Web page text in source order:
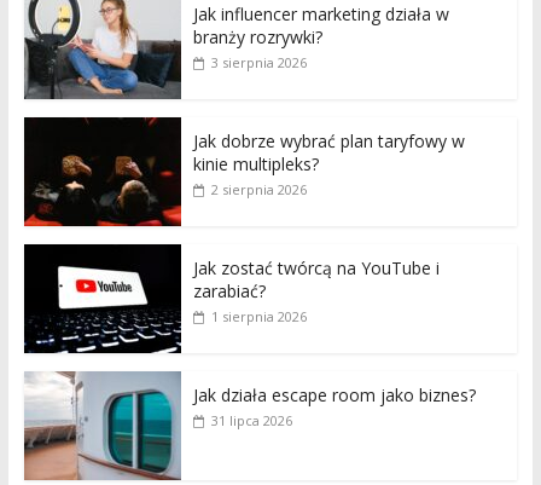
Jak influencer marketing działa w
branży rozrywki?
3 sierpnia 2026
Jak dobrze wybrać plan taryfowy w
kinie multipleks?
2 sierpnia 2026
Jak zostać twórcą na YouTube i
zarabiać?
1 sierpnia 2026
Jak działa escape room jako biznes?
31 lipca 2026